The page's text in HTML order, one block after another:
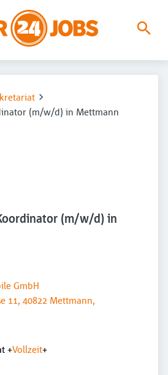
(m/w/d) in Mettmann
(m/w/d) in
GmbH
11, 40822 Mettmann,
+Vollzeit+